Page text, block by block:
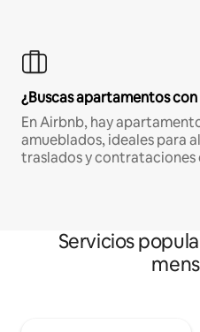
¿Buscas apartamentos
En Airbnb, hay
amueblados, ideales para
traslados y contrataciones
Servicios